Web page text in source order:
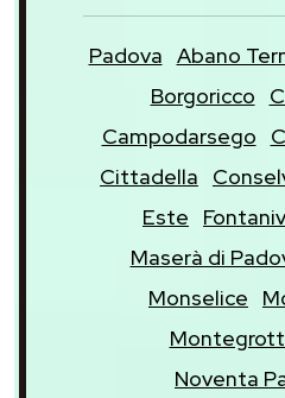
Padova Abano
Borgoricco
Campodarsego
Cittadella
Este
Maserà di
Monselice
Noventa